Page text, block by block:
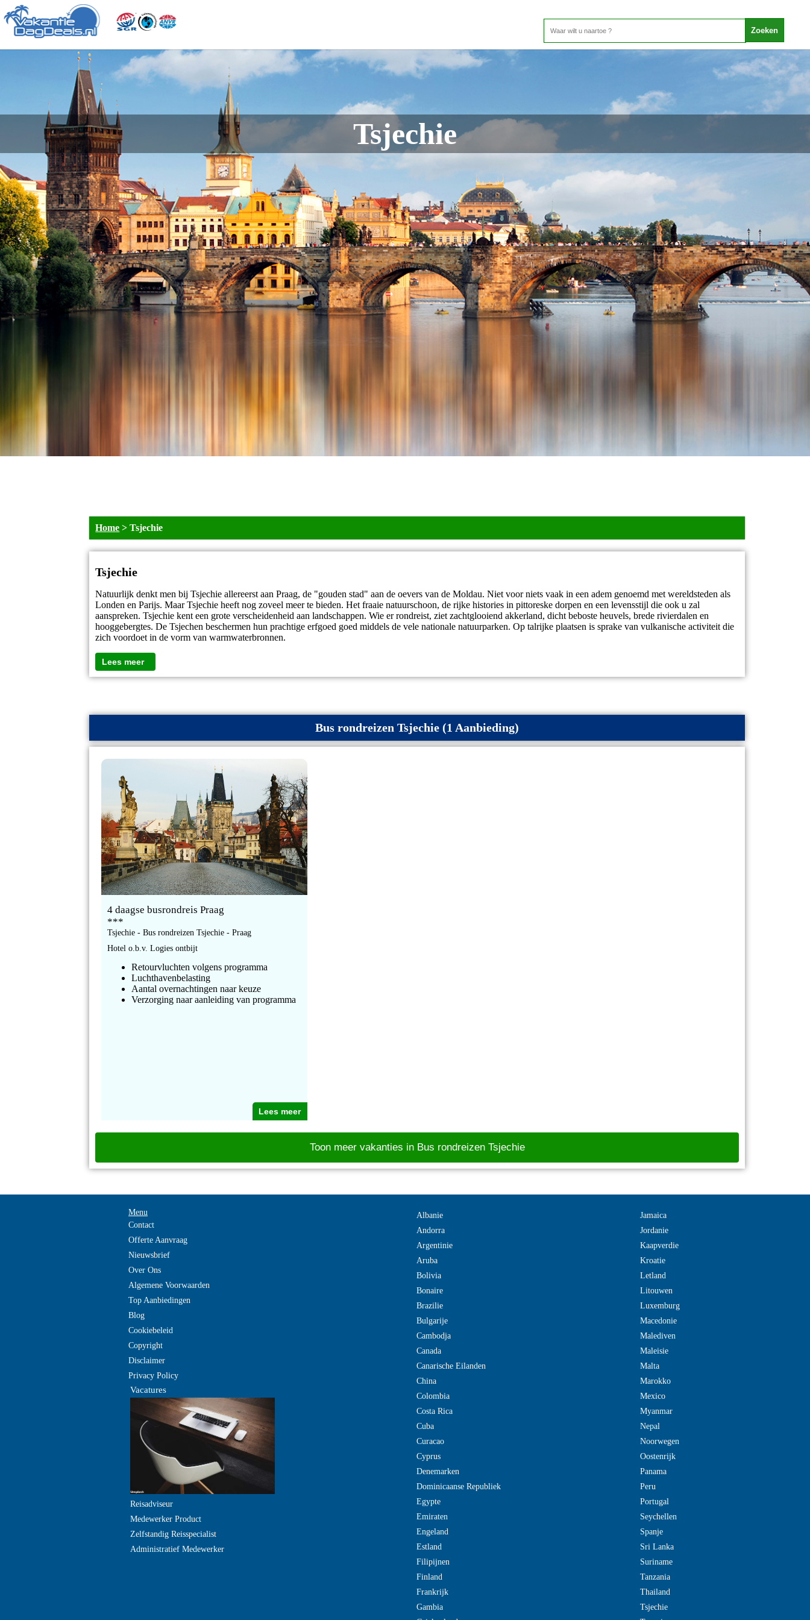
Tsjechie
Home >Tsjechie
Tsjechie
Natuurlijk denkt men bij Tsjechie allereerst aan Praag, de "gouden stad" aan de oevers van de Moldau. Niet voor niets vaak in een adem genoemd met wereldsteden als
Londen en Parijs. Maar Tsjechie heeft nog zoveel meer te bieden. Het fraaie natuurschoon, de rijke histories in pittoreske dorpen en een levensstijl die ook u zal
aanspreken. Tsjechie kent een grote verscheidenheid aan landschappen. Wie er rondreist, ziet zachtglooiend akkerland, dicht beboste heuvels, brede rivierdalen en
hooggebergtes. De Tsjechen beschermen hun prachtige erfgoed goed middels de vele nationale natuurparken. Op talrijke plaatsen is sprake van vulkanische activiteit die
zich voordoet in de vorm van warmwaterbronnen.
Lees meer
Bus rondreizen Tsjechie (1 Aanbieding)
4 daagse busrondreis Praag
***
Tsjechie - Bus rondreizen Tsjechie - Praag
Hotel o.b.v. Logies ontbijt
Retourvluchten volgens programma
Luchthavenbelasting
Aantal overnachtingen naar keuze
Verzorging naar aanleiding van programma
Lees meer
Toon meer vakanties in Bus rondreizen Tsjechie
Menu
Contact
Offerte Aanvraag
Nieuwsbrief
Over Ons
Algemene Voorwaarden
Top Aanbiedingen
Blog
Cookiebeleid
Copyright
Disclaimer
Privacy Policy
Vacatures
Reisadviseur
Medewerker Product
Zelfstandig Reisspecialist
Administratief Medewerker
Albanie
Andorra
Argentinie
Aruba
Bolivia
Bonaire
Brazilie
Bulgarije
Cambodja
Canada
Canarische Eilanden
China
Colombia
Costa Rica
Cuba
Curacao
Cyprus
Denemarken
Dominicaanse Republiek
Egypte
Emiraten
Engeland
Estland
Filipijnen
Finland
Frankrijk
Gambia
Jamaica
Jordanie
Kaapverdie
Kroatie
Letland
Litouwen
Luxemburg
Macedonie
Malediven
Maleisie
Malta
Marokko
Mexico
Myanmar
Nepal
Noorwegen
Oostenrijk
Panama
Peru
Portugal
Seychellen
Spanje
Sri Lanka
Suriname
Tanzania
Thailand
Tsjechie